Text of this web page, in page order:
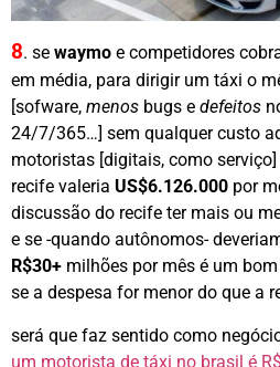
8. se waymo e competidores
em média, para dirigir um táxi o
[sofware, menos bugs e defeitos
24/7/365…] sem qualquer custo
motoristas [digitais, como
recife valeria US$6.126.000 por
discussão do recife ter mais ou
e se -quando autônomos-
R$30+ milhões por mês é um
se a despesa for menor do que a
será que faz sentido como
um motorista de táxi no brasil é